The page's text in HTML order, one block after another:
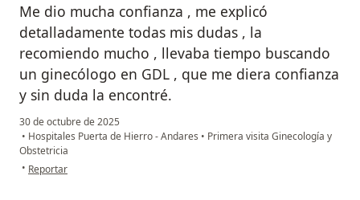
Me dio mucha confianza , me explicó
detalladamente todas mis dudas , la
recomiendo mucho , llevaba tiempo buscando
un ginecólogo en GDL , que me diera confianza
y sin duda la encontré.
30 de octubre de 2025
• Hospitales Puerta de Hierro - Andares • Primera visita Ginecología y
Obstetricia
• en opinión del usuario Yesenia Garduño
Reportar